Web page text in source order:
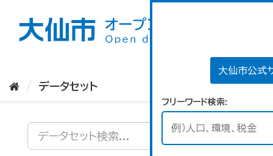
大仙市公式
フリーワード検索
データセット